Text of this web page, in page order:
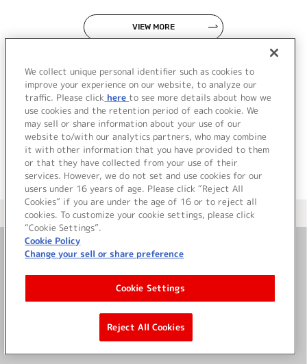
VIEW MORE
JP
＜ カタログサイト トップページへ
お問い合わせ
サイト利用について
©Bandai Namco Music Live Inc.
We collect unique personal identifier such as cookies to
improve your experience on our website, to analyze our
traffic. Please click here to see more details about how we
use cookies and the retention period of each cookie. We
may sell or share information about your use of our
website to/with our analytics partners, who may combine
it with other information that you have provided to them
or that they have collected from your use of their
services. However, we do not set and use cookies for our
users under 16 years of age. Please click “Reject All
Cookies” if you are under the age of 16 or to reject all
cookies. To customize your cookie settings, please click
“Cookie Settings”.
Cookie Policy
Change your sell or share preference
Cookie Settings
Reject All Cookies